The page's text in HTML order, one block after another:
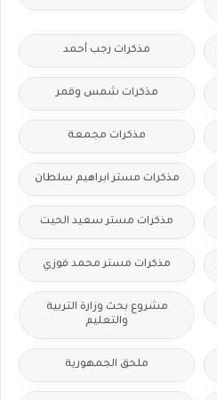
مذكرات رجب أحمد
مذكرات شمس وقمر
مذكرات مجمعة
مذكرات مستر ابراهيم سلطان
مذكرات مستر سعيد الحيت
مذكرات مستر محمد فوزي
مشروع بحث وزارة التربية
والتعليم
ملحق الجمهورية